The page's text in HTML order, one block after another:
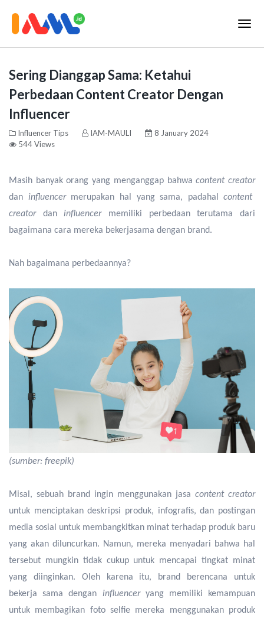
Sering Dianggap Sama: Ketahui
Perbedaan Content Creator Dengan
Influencer
Influencer Tips IAM-MAULI
8 January 2024
544 Views
Masih banyak orang yang menganggap bahwacontent creator
dan influencermerupakan hal yang sama, padahalcontent
creatordaninfluencermemiliki perbedaan terutama dari
bagaimana cara mereka bekerjasama dengan brand.
Nah bagaimana perbedaannya?
(sumber: freepik)
Misal, sebuah brand ingin menggunakan jasa content creator
untuk menciptakan deskripsi produk, infografis, dan postingan
media sosial untuk membangkitkan minat terhadap produk baru
yang akan diluncurkan. Namun, mereka menyadari bahwa hal
tersebut mungkin tidak cukup untuk mencapai tingkat minat
yang diinginkan. Oleh karena itu, brand berencana untuk
bekerja sama dengan influenceryang memiliki kemampuan
untuk membagikan foto selfie mereka menggunakan produk